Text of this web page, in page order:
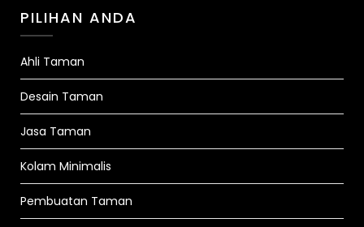
PILIHAN ANDA
Ahli Taman
Desain Taman
Jasa Taman
Kolam Minimalis
Pembuatan Taman